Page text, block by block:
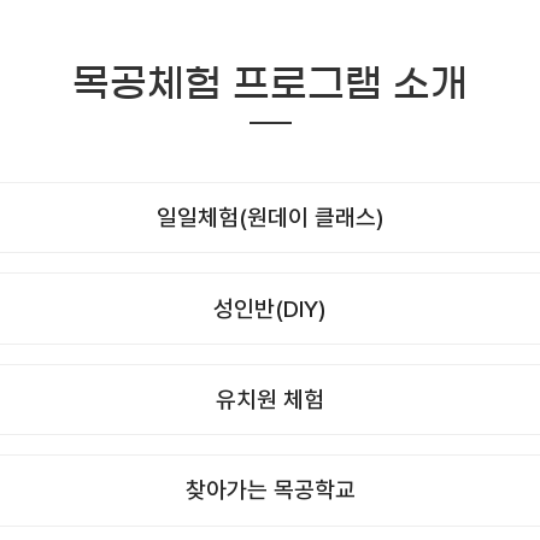
목공체험 프로그램 소개
일일체험(원데이 클래스)
성인반(DIY)
유치원 체험
찾아가는 목공학교